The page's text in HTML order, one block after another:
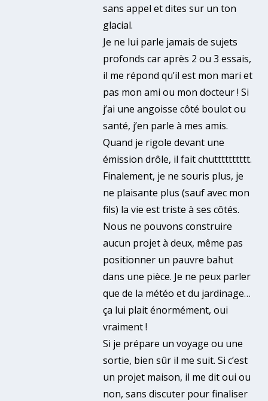
sans appel et dites sur un ton
glacial.
Je ne lui parle jamais de sujets
profonds car après 2 ou 3 essais,
il me répond qu’il est mon mari et
pas mon ami ou mon docteur ! Si
j’ai une angoisse côté boulot ou
santé, j’en parle à mes amis.
Quand je rigole devant une
émission drôle, il fait chutttttttttt.
Finalement, je ne souris plus, je
ne plaisante plus (sauf avec mon
fils) la vie est triste à ses côtés.
Nous ne pouvons construire
aucun projet à deux, même pas
positionner un pauvre bahut
dans une pièce. Je ne peux parler
que de la météo et du jardinage…
ça lui plait énormément, oui
vraiment !
Si je prépare un voyage ou une
sortie, bien sûr il me suit. Si c’est
un projet maison, il me dit oui ou
non, sans discuter pour finaliser